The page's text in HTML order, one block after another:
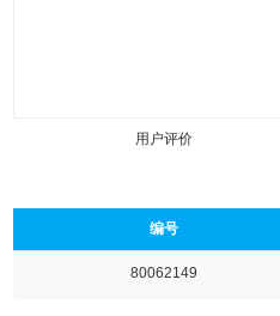
用户评价
编号
80062149